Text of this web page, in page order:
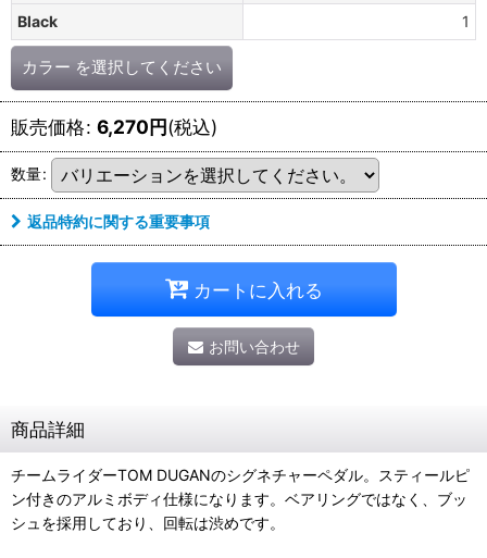
Black
1
カラー を選択してください
販売価格: 6,270円(税込)
数量:
返品特約に関する重要事項
カートに入れる
お問い合わせ
商品詳細
チームライダーTOM DUGANのシグネチャーペダル。スティールピ
ン付きのアルミボディ仕様になります。ベアリングではなく、ブッ
シュを採用しており、回転は渋めです。